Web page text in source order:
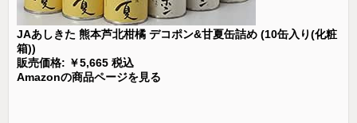
JAあしきた 熊本芦北柑橘 デコポン&甘夏缶詰め (10缶入り(化粧
箱))
販売価格: ￥5,665 税込
Amazonの商品ページを見る